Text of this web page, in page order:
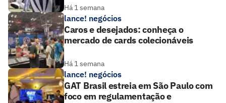
Há 1 semana
lance! negócios
Caros e desejados: conheça o
mercado de cards colecionáveis
Há 1 semana
lance! negócios
GAT Brasil estreia em São Paulo com
foco em regulamentação e